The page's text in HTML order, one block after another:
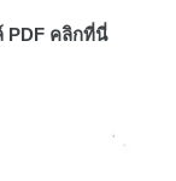
PDF คลิกที่นี่